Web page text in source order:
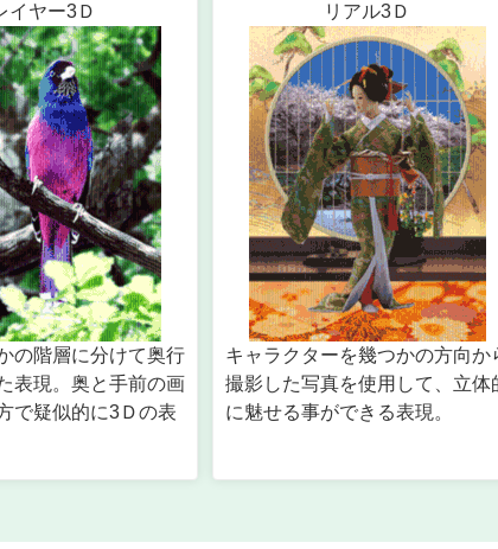
イヤー3Ｄ
の階層に分けて奥行
表現。奥と手前の画
で疑似的に3Ｄの表
リアル3Ｄ
キャラクターを幾つかの方向か
撮影した写真を使用して、立体
に魅せる事ができる表現。